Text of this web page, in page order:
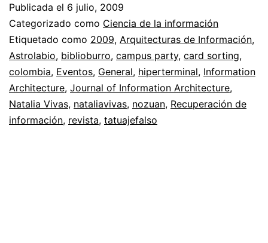
//
Diseñando
espacios
digitales
Publicada el 6 julio, 2009
Categorizado como Ciencia de la información
Etiquetado como 2009, Arquitecturas de Información,
Astrolabio, biblioburro, campus party, card sorting,
colombia, Eventos, General, hiperterminal, Information
Architecture, Journal of Information Architecture,
Natalia Vivas, nataliavivas, nozuan, Recuperación de
información, revista, tatuajefalso